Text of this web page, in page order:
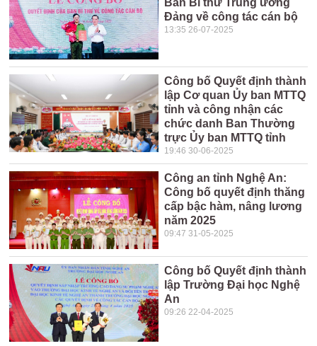
Ban Bí thư Trung ương
Đảng về công tác cán bộ
13:35 26-07-2025
Công bố Quyết định thành
lập Cơ quan Ủy ban MTTQ
tỉnh và công nhận các
chức danh Ban Thường
trực Ủy ban MTTQ tỉnh
19:46 30-06-2025
Công an tỉnh Nghệ An:
Công bố quyết định thăng
cấp bậc hàm, nâng lương
năm 2025
09:47 31-05-2025
Công bố Quyết định thành
lập Trường Đại học Nghệ
An
09:26 22-04-2025